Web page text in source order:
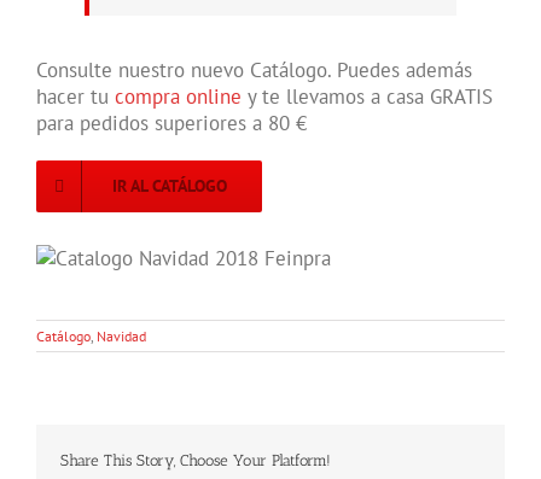
Consulte nuestro nuevo Catálogo. Puedes además
hacer tu compra online y te llevamos a casa GRATIS
para pedidos superiores a 80 €
IR AL CATÁLOGO
Catálogo, Navidad
Share This Story, Choose Your Platform!